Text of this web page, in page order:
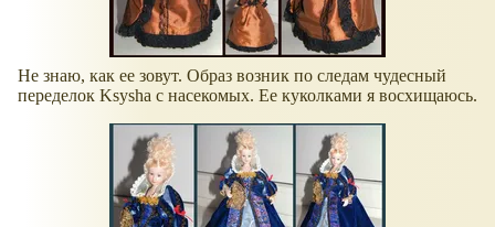
Не знаю, как ее зовут. Образ возник по следам чудесный
переделок Ksysha с насекомых. Ее куколками я восхищаюсь.